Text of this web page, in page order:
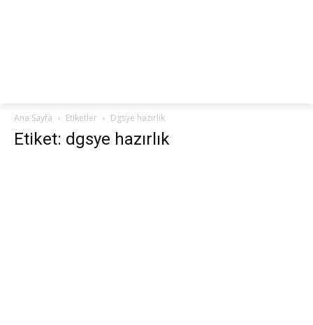
Ana Sayfa Etiketler Dgsye hazırlık
Etiket: dgsye hazırlık